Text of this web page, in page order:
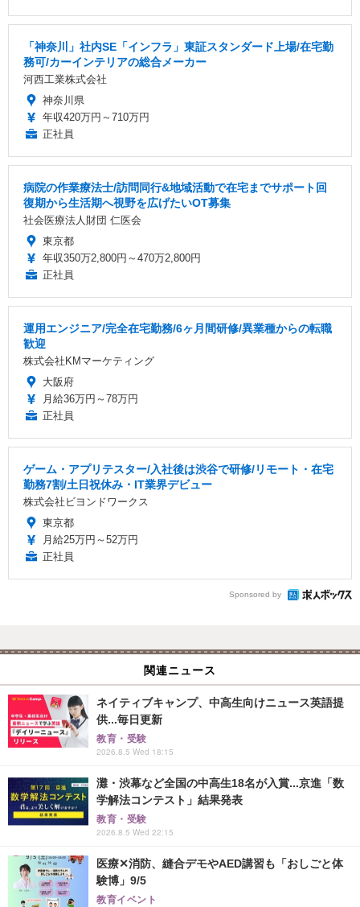
「神奈川」社内SE「インフラ」東証スタンダード上場/在宅勤
務可/カーインテリアの総合メーカー
河西工業株式会社
神奈川県
年収420万円～710万円
正社員
病院の作業療法士/訪問同行&地域活動で在宅までサポート回
復期から生活期へ視野を広げたいOT募集
社会医療法人財団 仁医会
東京都
年収350万2,800円～470万2,800円
正社員
運用エンジニア/完全在宅勤務/6ヶ月間研修/異業種からの転職
歓迎
株式会社KMマーケティング
大阪府
月給36万円～78万円
正社員
ゲーム・アプリテスター/入社後は渋谷で研修/リモート・在宅
勤務7割/土日祝休み・IT業界デビュー
株式会社ビヨンドワークス
東京都
月給25万円～52万円
正社員
Sponsored by
関連ニュース
ネイティブキャンプ、中高生向けニュース英語提
供...毎日更新
教育・受験
2026.8.5 Wed 18:15
灘・渋幕など全国の中高生18名が入賞...京進「数
学解法コンテスト」結果発表
教育・受験
2026.8.5 Wed 22:15
医療✕消防、縫合デモやAED講習も「おしごと体
験博」9/5
教育イベント